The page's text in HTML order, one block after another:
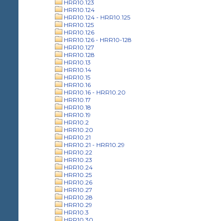
HRR10.123
HRR10.124
HRR10.124 - HRR10.125
HRR10.125
HRR10.126
HRR10.126 - HRR10-128
HRR10.127
HRR10.128
HRR10.13
HRR10.14
HRR10.15
HRR10.16
HRR10.16 - HRR10.20
HRR10.17
HRR10.18
HRR10.19
HRR10.2
HRR10.20
HRR10.21
HRR10.21 - HRR10.29
HRR10.22
HRR10.23
HRR10.24
HRR10.25
HRR10.26
HRR10.27
HRR10.28
HRR10.29
HRR10.3